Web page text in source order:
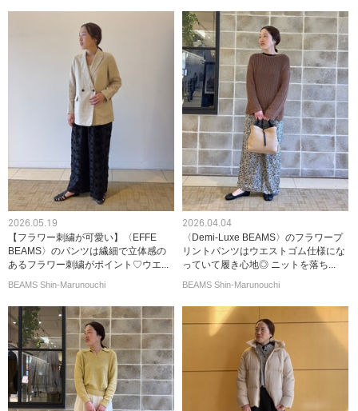
2026.05.19
【フラワー刺繍が可愛い】〈EFFE
BEAMS〉のパンツは繊細で立体感の
あるフラワー刺繍がポイント♡ウエ...
BEAMS Shin-Marunouchi
2026.04.04
〈Demi-Luxe BEAMS〉のフラワープ
リントパンツはウエストゴム仕様にな
っていて履き心地◎ ニットを落ち...
BEAMS Shin-Marunouchi